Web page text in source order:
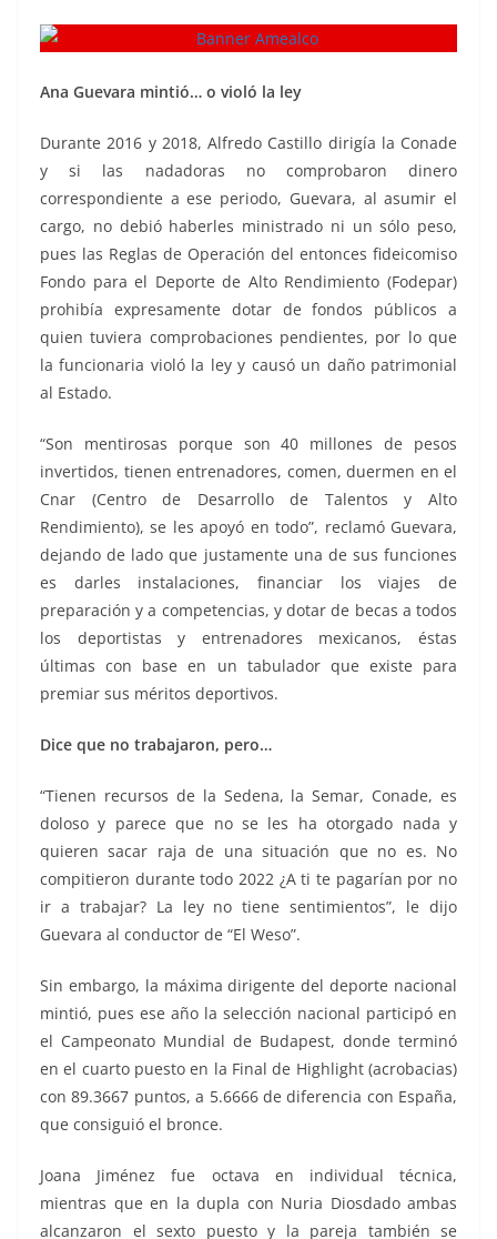
Ana Guevara mintió… o violó la ley
Durante 2016 y 2018, Alfredo Castillo dirigía la Conade
y si las nadadoras no comprobaron dinero
correspondiente a ese periodo, Guevara, al asumir el
cargo, no debió haberles ministrado ni un sólo peso,
pues las Reglas de Operación del entonces fideicomiso
Fondo para el Deporte de Alto Rendimiento (Fodepar)
prohibía expresamente dotar de fondos públicos a
quien tuviera comprobaciones pendientes, por lo que
la funcionaria violó la ley y causó un daño patrimonial
al Estado.
“Son mentirosas porque son 40 millones de pesos
invertidos, tienen entrenadores, comen, duermen en el
Cnar (Centro de Desarrollo de Talentos y Alto
Rendimiento), se les apoyó en todo”, reclamó Guevara,
dejando de lado que justamente una de sus funciones
es darles instalaciones, financiar los viajes de
preparación y a competencias, y dotar de becas a todos
los deportistas y entrenadores mexicanos, éstas
últimas con base en un tabulador que existe para
premiar sus méritos deportivos.
Dice que no trabajaron, pero…
“Tienen recursos de la Sedena, la Semar, Conade, es
doloso y parece que no se les ha otorgado nada y
quieren sacar raja de una situación que no es. No
compitieron durante todo 2022 ¿A ti te pagarían por no
ir a trabajar? La ley no tiene sentimientos”, le dijo
Guevara al conductor de “El Weso”.
Sin embargo, la máxima dirigente del deporte nacional
mintió, pues ese año la selección nacional participó en
el Campeonato Mundial de Budapest, donde terminó
en el cuarto puesto en la Final de Highlight (acrobacias)
con 89.3667 puntos, a 5.6666 de diferencia con España,
que consiguió el bronce.
Joana Jiménez fue octava en individual técnica,
mientras que en la dupla con Nuria Diosdado ambas
alcanzaron el sexto puesto y la pareja también se